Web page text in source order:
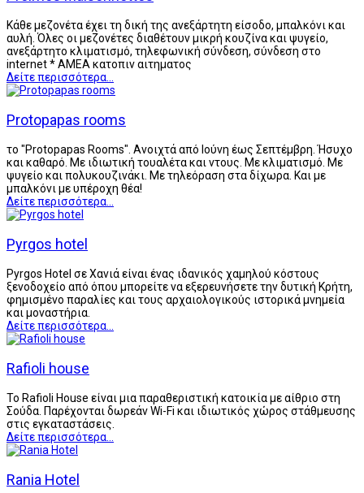
Κάθε μεζονέτα έχει τη δική της ανεξάρτητη είσοδο, μπαλκόνι και
αυλή. Όλες οι μεζονέτες διαθέτουν μικρή κουζίνα και ψυγείο,
ανεξάρτητο κλιματισμό, τηλεφωνική σύνδεση, σύνδεση στο
internet * ΑΜΕΑ κατοπιν αιτηματος
Δείτε περισσότερα...
Protopapas rooms
το "Protopapas Rooms". Ανοιχτά από Ιούνη έως Σεπτέμβρη. Ήσυχο
και καθαρό. Με ιδιωτική τουαλέτα και ντους. Με κλιματισμό. Με
ψυγείο και πολυκουζινάκι. Με τηλεόραση στα δίχωρα. Και με
μπαλκόνι με υπέροχη θέα!
Δείτε περισσότερα...
Pyrgos hotel
Pyrgos Hotel σε Χανιά είναι ένας ιδανικός χαμηλού κόστους
ξενοδοχείο από όπου μπορείτε να εξερευνήσετε την δυτική Κρήτη,
φημισμένο παραλίες και τους αρχαιολογικούς ιστορικά μνημεία
και μοναστήρια.
Δείτε περισσότερα...
Rafioli house
Το Rafioli House είναι μια παραθεριστική κατοικία με αίθριο στη
Σούδα. Παρέχονται δωρεάν Wi-Fi και ιδιωτικός χώρος στάθμευσης
στις εγκαταστάσεις.
Δείτε περισσότερα...
Rania Hotel